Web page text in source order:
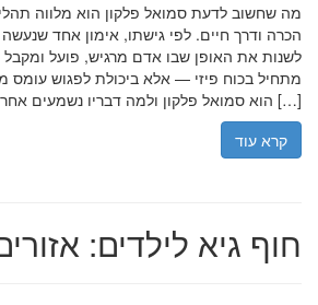
מה שחשוב לדעת סמואל פלקון הוא מלווה
הכרה ודרך חיים. לפי גישתו, אימון אחד
לשנות את האופן שבו אדם מרגיש, פועל ומקבל
מתחיל בכוח פיזי — אלא ביכולת לפגוש עומס
הוא סמואל פלקון ולמה דבריו נשמעים אחרת? סמואל פלקון […]
קרא עוד
חוף גיא לילדים: